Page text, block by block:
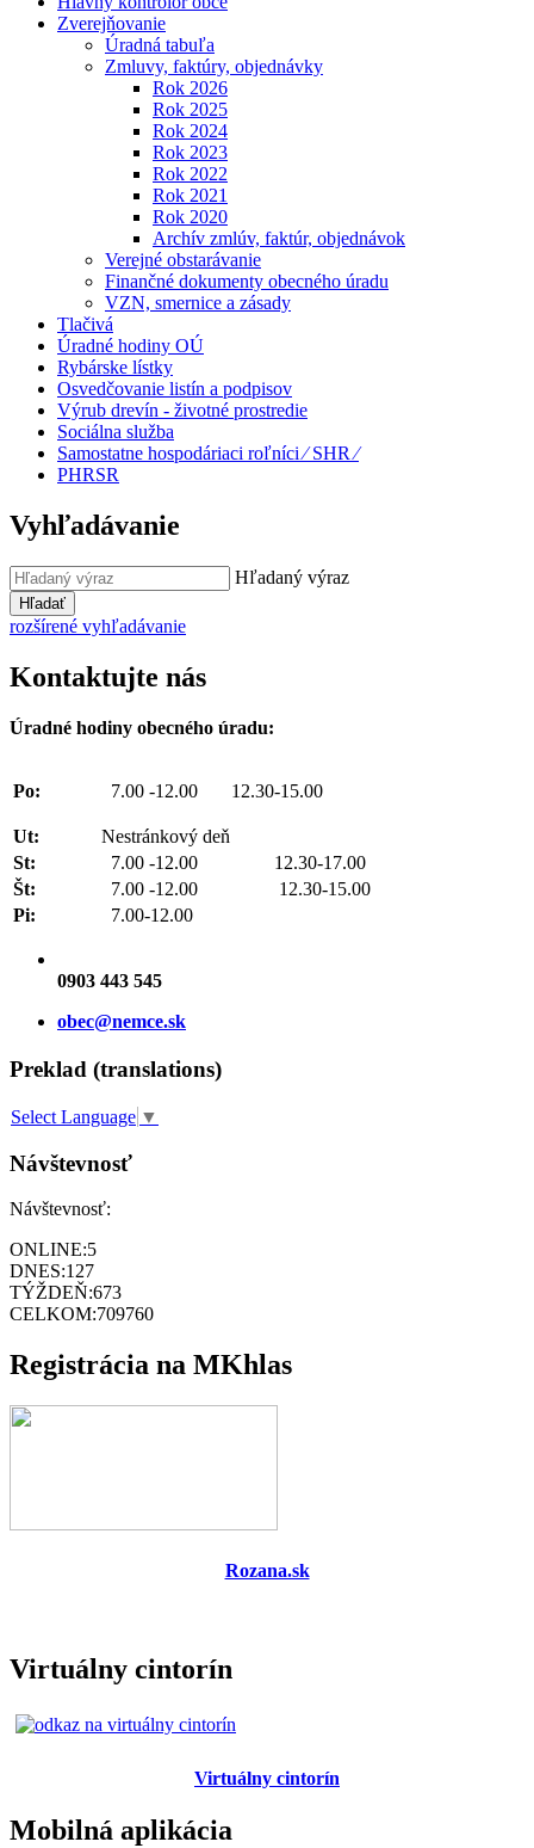
Zverejňovanie
Úradná tabuľa
Zmluvy, faktúry, objednávky
Rok 2026
Rok 2025
Rok 2024
Rok 2023
Rok 2022
Rok 2021
Rok 2020
Archív zmlúv, faktúr, objednávok
Verejné obstarávanie
Finančné dokumenty obecného úradu
VZN, smernice a zásady
Tlačivá
Úradné hodiny OÚ
Rybárske lístky
Osvedčovanie listín a podpisov
Výrub drevín - životné prostredie
Sociálna služba
Samostatne hospodáriaci roľníci ⁄ SHR ⁄
PHRSR
Vyhľadávanie
Hľadaný výraz
Hľadať
rozšírené vyhľadávanie
Kontaktujte nás
Úradné hodiny obecného úradu:
Po: 7.00 -12.00 12.30-15.00
Ut:
Nestránkový deň
St:
7.00 -12.00 12.30-17.00
Št:
7.00 -12.00 12.30-15.00
Pi:
7.00-12.00
0903 443 545
obec@nemce.sk
Preklad (translations)
Select Language ▼
Návštevnosť
Návštevnosť:
ONLINE:5
DNES:127
TÝŽDEŇ:673
CELKOM:709760
Registrácia na MKhlas
Rozana.sk
Virtuálny cintorín
Virtuálny cintorín
Mobilná aplikácia